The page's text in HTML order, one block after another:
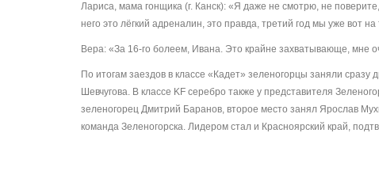
Лариса, мама гонщика (г. Канск): «Я даже не смотрю, не
него это лёгкий адреналин, это правда, третий год мы уже вот
Вера: «За 16-го болеем, Ивана. Это крайне захватывающе, мне
По итогам заездов в классе «Кадет» зеленогорцы заняли
Шевчугова. В классе KF серебро также у представителя
зеленогорец Дмитрий Баранов, второе место занял Ярослав
команда Зеленогорска. Лидером стал и Красноярский край,